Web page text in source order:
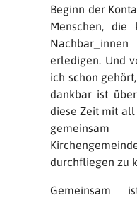
Beginn der
Menschen, die
erledigen. Und
ich schon
dankbar ist
diese Zeit mit
durchfliegen zu